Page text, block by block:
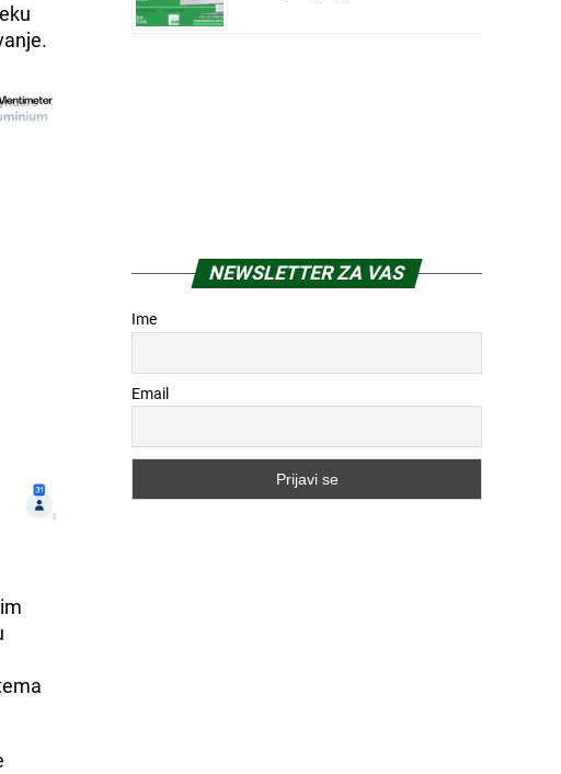
NEWSLETTER ZA VAS
Ime
Email